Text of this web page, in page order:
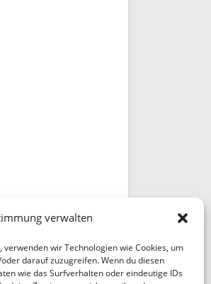
verwalten
wir Technologien wie Cookies, um
darauf zuzugreifen. Wenn du diesen
wie das Surfverhalten oder eindeutige IDs